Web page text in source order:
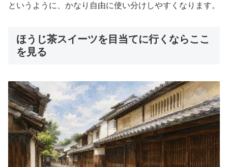
というように、かなり自由に使い分けしやすくなります。
ほうじ茶スイーツを目当てに行くならここ
を見る